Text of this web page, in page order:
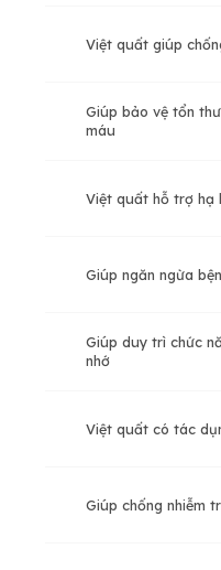
Việt quất giúp
Giúp bảo vệ tổn
máu
Việt quất hỗ trợ hạ
Giúp ngăn ngừa
Giúp duy trì chức
nhớ
Việt quất có tác
Giúp chống nhiễm